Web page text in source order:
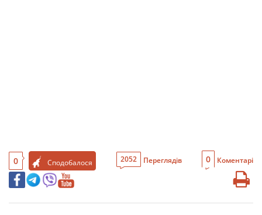
0 Сподобалося 2052 Переглядів 0 Коментарі